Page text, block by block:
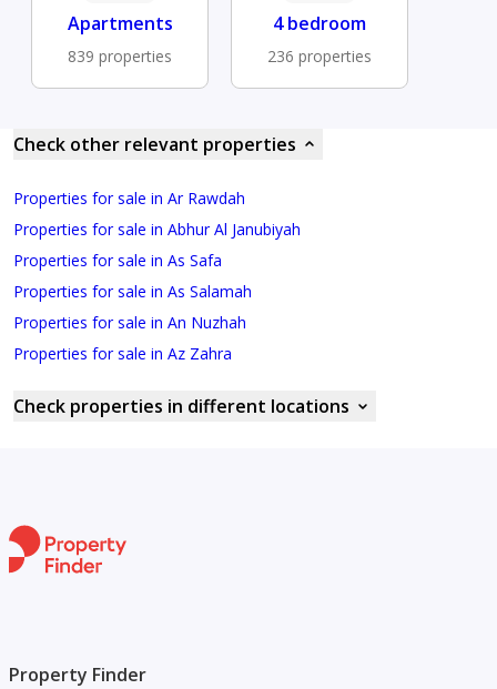
Apartments
839 properties
4 bedroom
236 properties
Check other relevant properties
Properties for sale in Ar Rawdah
Properties for sale in Abhur Al Janubiyah
Properties for sale in As Safa
Properties for sale in As Salamah
Properties for sale in An Nuzhah
Properties for sale in Az Zahra
Check properties in different locations
Property Finder